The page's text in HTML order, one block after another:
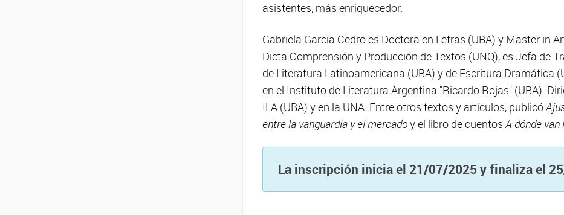
asistentes, más enriquecedor.
Gabriela García Cedro es Doctora en Letras (UBA) y Master in
Dicta Comprensión y Producción de Textos (UNQ), es Jefa de
de Literatura Latinoamericana (UBA) y de Escritura Dramática
en el Instituto de Literatura Argentina "Ricardo Rojas" (UBA).
ILA (UBA) y en la UNA. Entre otros textos y artículos, publicó
entre la vanguardia y el mercadoy el libro de cuentosA dónde van
La inscripción inicia el 21/07/2025 y finaliza el